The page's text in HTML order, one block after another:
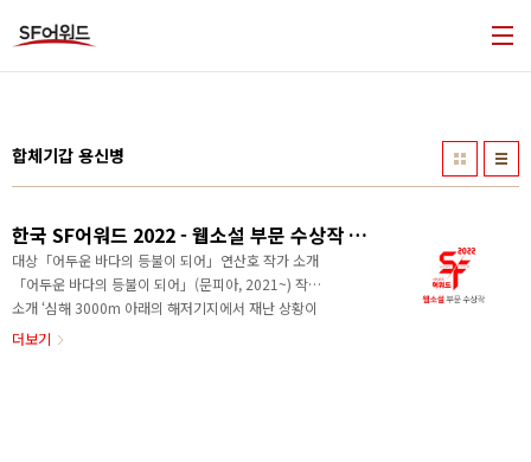
합체기갑 용신병
한국 SF어워드 2022 - 웹소설 부문 수상작 및 심사평
대상「어두운 바다의 등불이 되어」연산호 작가 소개
「어두운 바다의 등불이 되어」(문피아, 2021~) 작품
소개 ‘심해 3000m 아래의 해저기지에서 재난 상황이
닥쳤을 때 주인 없는 애완 고양이와 뱀을 발견할 경우,
더보기